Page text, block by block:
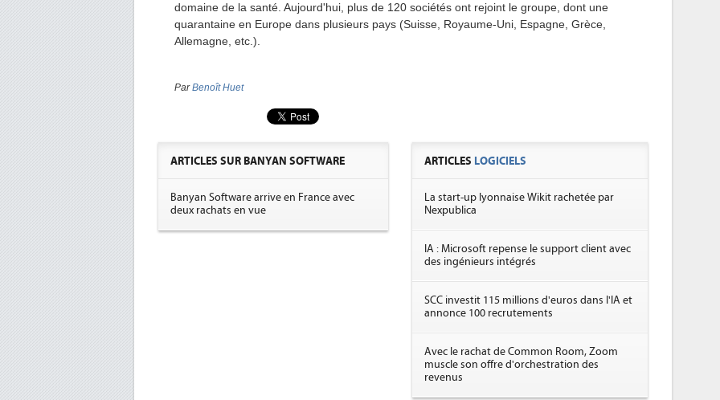
domaine de la santé. Aujourd'hui, plus de 120 sociétés ont rejoint le groupe, dont une
quarantaine en Europe dans plusieurs pays (Suisse, Royaume-Uni, Espagne, Grèce,
Allemagne, etc.).
ParBenoît Huet
ARTICLES SUR BANYAN SOFTWARE
Banyan Software arrive en France avec
deux rachats en vue
ARTICLES LOGICIELS
La start-up lyonnaise Wikit rachetée par
Nexpublica
IA : Microsoft repense le support client avec
des ingénieurs intégrés
SCC investit 115 millions d'euros dans l'IA et
annonce 100 recrutements
Avec le rachat de Common Room, Zoom
muscle son offre d'orchestration des
revenus